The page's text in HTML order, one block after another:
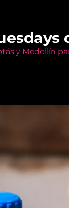
y Medellín